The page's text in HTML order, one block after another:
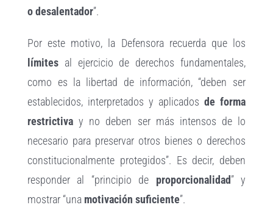
o desalentador”.
Por este motivo, la Defensora recuerda que los
límites al ejercicio de derechos fundamentales,
como es la libertad de información, “deben ser
establecidos, interpretados y aplicados de forma
restrictiva y no deben ser más intensos de lo
necesario para preservar otros bienes o derechos
constitucionalmente protegidos”. Es decir, deben
responder al “principio de proporcionalidad” y
mostrar “una motivación suficiente”.